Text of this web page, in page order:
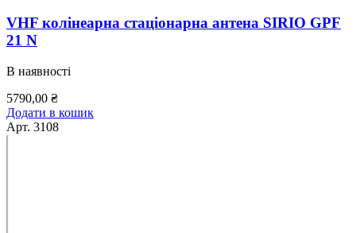
VHF колінеарна стаціонарна антена SIRIO GPF
21 N
В наявності
5790,00 ₴
Додати в кошик
Арт. 3108